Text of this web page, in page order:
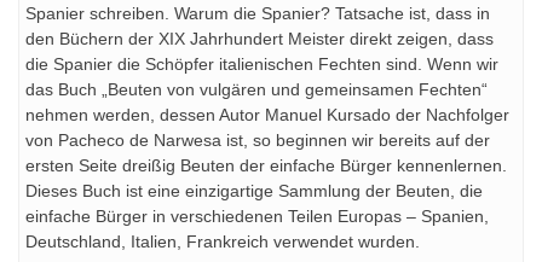
Spanier schreiben. Warum die Spanier? Tatsache ist, dass in
den Büchern der XIX Jahrhundert Meister direkt zeigen, dass
die Spanier die Schöpfer italienischen Fechten sind. Wenn wir
das Buch „Beuten von vulgären und gemeinsamen Fechten“
nehmen werden, dessen Autor Manuel Kursado der Nachfolger
von Pacheco de Narwesa ist, so beginnen wir bereits auf der
ersten Seite dreißig Beuten der einfache Bürger kennenlernen.
Dieses Buch ist eine einzigartige Sammlung der Beuten, die
einfache Bürger in verschiedenen Teilen Europas – Spanien,
Deutschland, Italien, Frankreich verwendet wurden.